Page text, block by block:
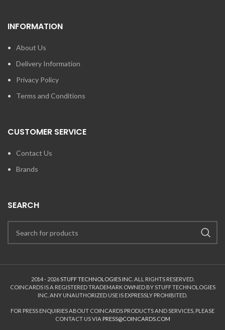
INFORMATION
About Us
Delivery Information
Privacy Policy
Terms and Conditions
CUSTOMER SERVICE
Contact Us
Brands
SEARCH
2014 - 2026STUFF TECHNOLOGIES INC. ALL RIGHTS RESERVED.
COINCARDS IS A REGISTERED TRADEMARK OWNED BY STUFF TECHNOLOGIES
INC. ANY UNAUTHORIZED USE IS EXPRESSLY PROHIBITED.
FOR PRESS ENQUIRIES ABOUT COINCARDS PRODUCTS AND SERVICES, PLEASE
CONTACT US VIA PRESS@COINCARDS.COM